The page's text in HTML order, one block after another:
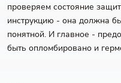
проверяем состояние
инструкцию - она должна
понятной. И главное -
быть опломбировано и